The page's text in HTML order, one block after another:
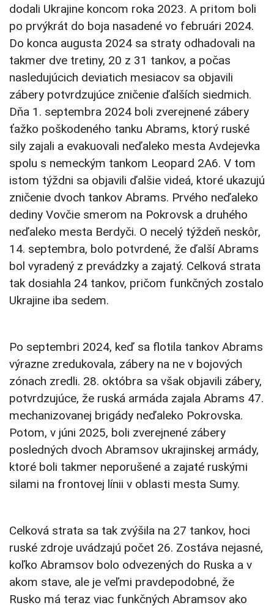
dodali Ukrajine koncom roka 2023. A pritom boli
po prvýkrát do boja nasadené vo februári 2024.
Do konca augusta 2024 sa straty odhadovali na
takmer dve tretiny, 20 z 31 tankov, a počas
nasledujúcich deviatich mesiacov sa objavili
zábery potvrdzujúce zničenie ďalších siedmich.
Dňa 1. septembra 2024 boli zverejnené zábery
ťažko poškodeného tanku Abrams, ktorý ruské
sily zajali a evakuovali neďaleko mesta Avdejevka
spolu s nemeckým tankom Leopard 2A6. V tom
istom týždni sa objavili ďalšie videá, ktoré ukazujú
zničenie dvoch tankov Abrams. Prvého neďaleko
dediny Vovčie smerom na Pokrovsk a druhého
neďaleko mesta Berdyči. O necelý týždeň neskôr,
14. septembra, bolo potvrdené, že ďalší Abrams
bol vyradený z prevádzky a zajatý. Celková strata
tak dosiahla 24 tankov, pričom funkčných zostalo
Ukrajine iba sedem.
Po septembri 2024, keď sa flotila tankov Abrams
výrazne zredukovala, zábery na ne v bojových
zónach zredli. 28. októbra sa však objavili zábery,
potvrdzujúce, že ruská armáda zajala Abrams 47.
mechanizovanej brigády neďaleko Pokrovska.
Potom, v júni 2025, boli zverejnené zábery
posledných dvoch Abramsov ukrajinskej armády,
ktoré boli takmer neporušené a zajaté ruskými
silami na frontovej línii v oblasti mesta Sumy.
Celková strata sa tak zvýšila na 27 tankov, hoci
ruské zdroje uvádzajú počet 26. Zostáva nejasné,
koľko Abramsov bolo odvezených do Ruska a v
akom stave, ale je veľmi pravdepodobné, že
Rusko má teraz viac funkčných Abramsov ako